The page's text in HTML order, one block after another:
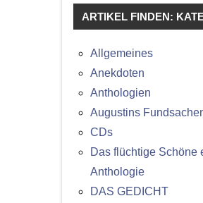
ARTIKEL FINDEN:
Allgemeines
Anekdoten
Anthologien
Augustins
CDs
Das flüchtige Schöne
Anthologie
DAS GEDICHT